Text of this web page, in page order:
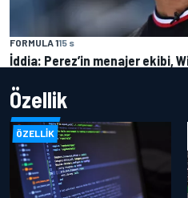
FORMULA 115 s
İddia: Perez’in menajer ekibi,
Özellik
ÖZELLIK